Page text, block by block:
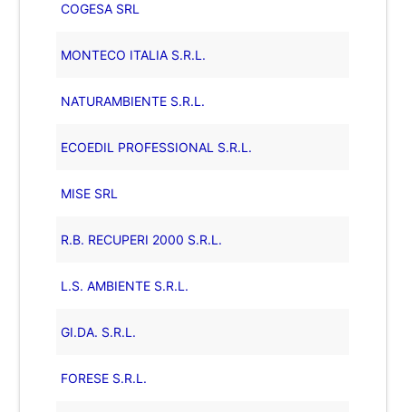
COGESA SRL
MONTECO ITALIA S.R.L.
NATURAMBIENTE S.R.L.
ECOEDIL PROFESSIONAL S.R.L.
MISE SRL
R.B. RECUPERI 2000 S.R.L.
L.S. AMBIENTE S.R.L.
GI.DA. S.R.L.
FORESE S.R.L.